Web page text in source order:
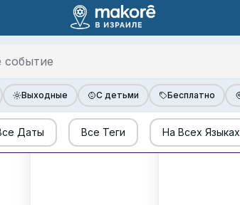
Выходные С детьми Бесплатно
Даты Все Теги На Всех Языках